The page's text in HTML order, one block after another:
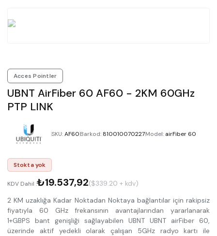
Acces Pointler
UBNT AirFiber 60 AF60 - 2KM 60GHz
PTP LINK
SKU:AF60Barkod: 810010070227Model: airFiber 60
Stokta yok
KDV Dahil :₺19.537,92($339.20 + kdv)
2 KM uzaklığa Kadar Noktadan Noktaya bağlantılar için rakipsiz
fiyatıyla 60 GHz frekansının avantajlarından yararlanarak
1+GBPS bant genişliği sağlayabilen UBNT UBNT airFiber 60,
üzerinde aktif yedekli olarak çalışan 5GHz radyo kartı ile